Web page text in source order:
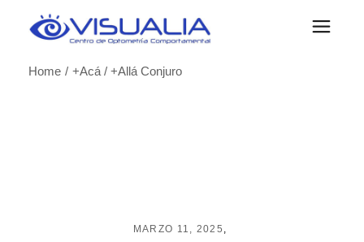
Home
+Acá / +Allá Conjuro
MARZO 11, 2025